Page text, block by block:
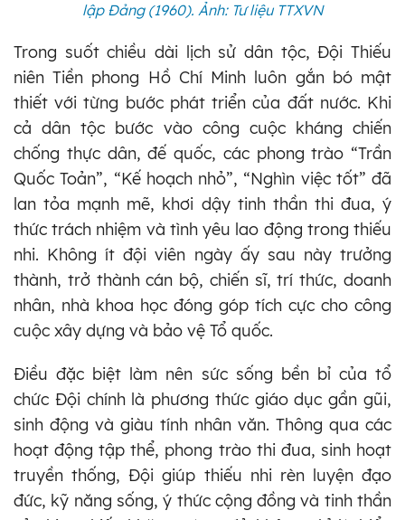
lập Đảng (1960). Ảnh: Tư liệu TTXVN
Trong suốt chiều dài lịch sử dân tộc, Đội Thiếu
niên Tiền phong Hồ Chí Minh luôn gắn bó mật
thiết với từng bước phát triển của đất nước. Khi
cả dân tộc bước vào công cuộc kháng chiến
chống thực dân, đế quốc, các phong trào “Trần
Quốc Toản”, “Kế hoạch nhỏ”, “Nghìn việc tốt” đã
lan tỏa mạnh mẽ, khơi dậy tinh thần thi đua, ý
thức trách nhiệm và tình yêu lao động trong thiếu
nhi. Không ít đội viên ngày ấy sau này trưởng
thành, trở thành cán bộ, chiến sĩ, trí thức, doanh
nhân, nhà khoa học đóng góp tích cực cho công
cuộc xây dựng và bảo vệ Tổ quốc.
Điều đặc biệt làm nên sức sống bền bỉ của tổ
chức Đội chính là phương thức giáo dục gần gũi,
sinh động và giàu tính nhân văn. Thông qua các
hoạt động tập thể, phong trào thi đua, sinh hoạt
truyền thống, Đội giúp thiếu nhi rèn luyện đạo
đức, kỹ năng sống, ý thức cộng đồng và tinh thần